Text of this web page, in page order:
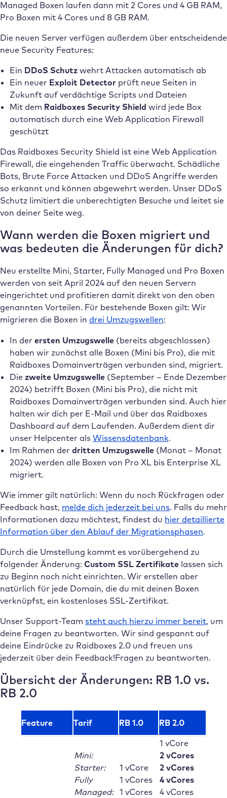
Managed Boxen laufen dann mit 2 Cores und 4 GB RAM,
Pro Boxen mit 4 Cores und 8 GB RAM.
Die neuen Server verfügen außerdem über entscheidende
neue Security Features:
Ein DDoS Schutzwehrt Attacken automatisch ab
Ein neuer Exploit Detectorprüft neue Seiten in
Zukunft auf verdächtige Scripts und Dateien
Mit dem Raidboxes Security Shield wird jede Box
automatisch durch eine Web Application Firewall
geschützt
Das Raidboxes Security Shield ist eine Web Application
Firewall, die eingehenden Traffic überwacht. Schädliche
Bots, Brute Force Attacken und DDoS Angriffe werden
so erkannt und können abgewehrt werden. Unser DDoS
Schutz limitiert die unberechtigten Besuche und leitet sie
von deiner Seite weg.
Wann werden die Boxen migriert und
was bedeuten die Änderungen für dich?
Neu erstellte Mini, Starter, Fully Managed und Pro Boxen
werden von seit April 2024 auf den neuen Servern
eingerichtet und profitieren damit direkt von den oben
genannten Vorteilen. Für bestehende Boxen gilt: Wir
migrieren die Boxen in drei Umzugswellen:
In derersten Umzugswelle(bereits abgeschlossen)
haben wir zunächst alle Boxen (Mini bis Pro), die mit
Raidboxes Domainverträgen verbunden sind, migriert.
Die zweite Umzugswelle(September – Ende Dezember
2024) betrifft Boxen (Mini bis Pro), die nicht mit
Raidboxes Domainverträgen verbunden sind. Auch hier
halten wir dich per E-Mail und über das Raidboxes
Dashboard auf dem Laufenden. Außerdem dient dir
unser Helpcenter als Wissensdatenbank.
Im Rahmen der dritten Umzugswelle(Monat – Monat
2024) werden alle Boxen von Pro XL bis Enterprise XL
migriert.
Wie immer gilt natürlich: Wenn du noch Rückfragen oder
Feedback hast, melde dich jederzeit bei uns. Falls du mehr
Informationen dazu möchtest, findest du hier detaillierte
Information über den Ablauf der Migrationsphasen.
Durch die Umstellung kommt es vorübergehend zu
folgender Änderung: Custom SSL Zertifikate lassen sich
zu Beginn noch nicht einrichten. Wir erstellen aber
natürlich für jede Domain, die du mit deinen Boxen
verknüpfst, ein kostenloses SSL-Zertifikat.
Unser Support-Team steht auch hierzu immer bereit, um
deine Fragen zu beantworten. Wir sind gespannt auf
deine Eindrücke zu Raidboxes 2.0 und freuen uns
jederzeit über dein Feedback!Fragen zu beantworten.
Übersicht der Änderungen: RB 1.0 vs.
RB 2.0
Feature Tarif RB 1.0 RB 2.0
Mini:
Starter:
Fully
Managed:
1 vCore
1 vCores
1 vCores
1 vCore
2 vCores
2 vCores
4 vCores
4 vCores